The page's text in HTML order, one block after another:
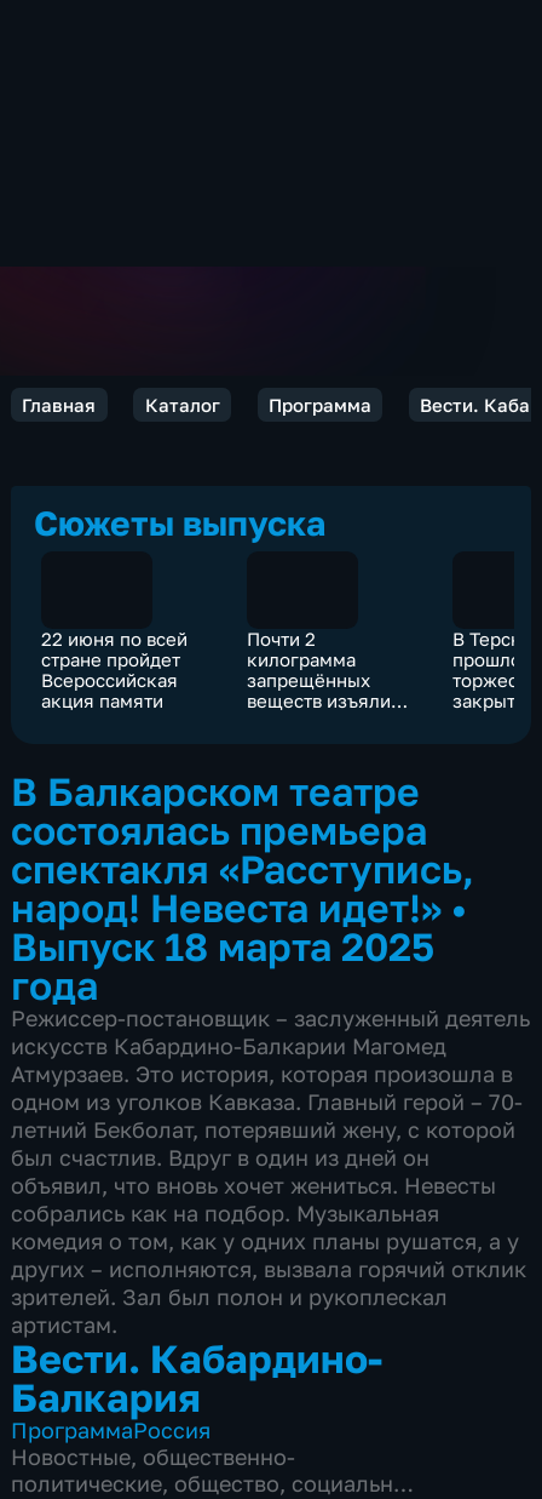
Главная Каталог Программа Вести.
Сюжеты выпуска
22 июня по всей
стране пройдет
Всероссийская
акция памяти
Почти 2
килограмма
запрещённых
веществ изъяли
В
прошло
закрытие
В Балкарском театре
состоялась премьера
спектакля «Расступись,
народ! Невеста идет!» •
Выпуск 18 марта 2025
года
Режиссер-постановщик – заслуженный деятель
искусств Кабардино-Балкарии Магомед
Атмурзаев. Это история, которая произошла в
одном из уголков Кавказа. Главный герой – 70-
летний Бекболат, потерявший жену, с которой
был счастлив. Вдруг в один из дней он
объявил, что вновь хочет жениться. Невесты
собрались как на подбор. Музыкальная
комедия о том, как у одних планы рушатся, а у
других – исполняются, вызвала горячий отклик
зрителей. Зал был полон и рукоплескал
артистам.
Вести. Кабардино-
Балкария
ПрограммаРоссия
Новостные, общественно-
политические, общество, социально-